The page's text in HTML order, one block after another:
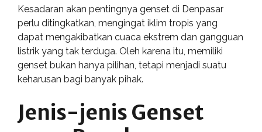
Kesadaran akan pentingnya genset di Denpasar
perlu ditingkatkan, mengingat iklim tropis yang
dapat mengakibatkan cuaca ekstrem dan gangguan
listrik yang tak terduga. Oleh karena itu, memiliki
genset bukan hanya pilihan, tetapi menjadi suatu
keharusan bagi banyak pihak.
Jenis-jenis Genset